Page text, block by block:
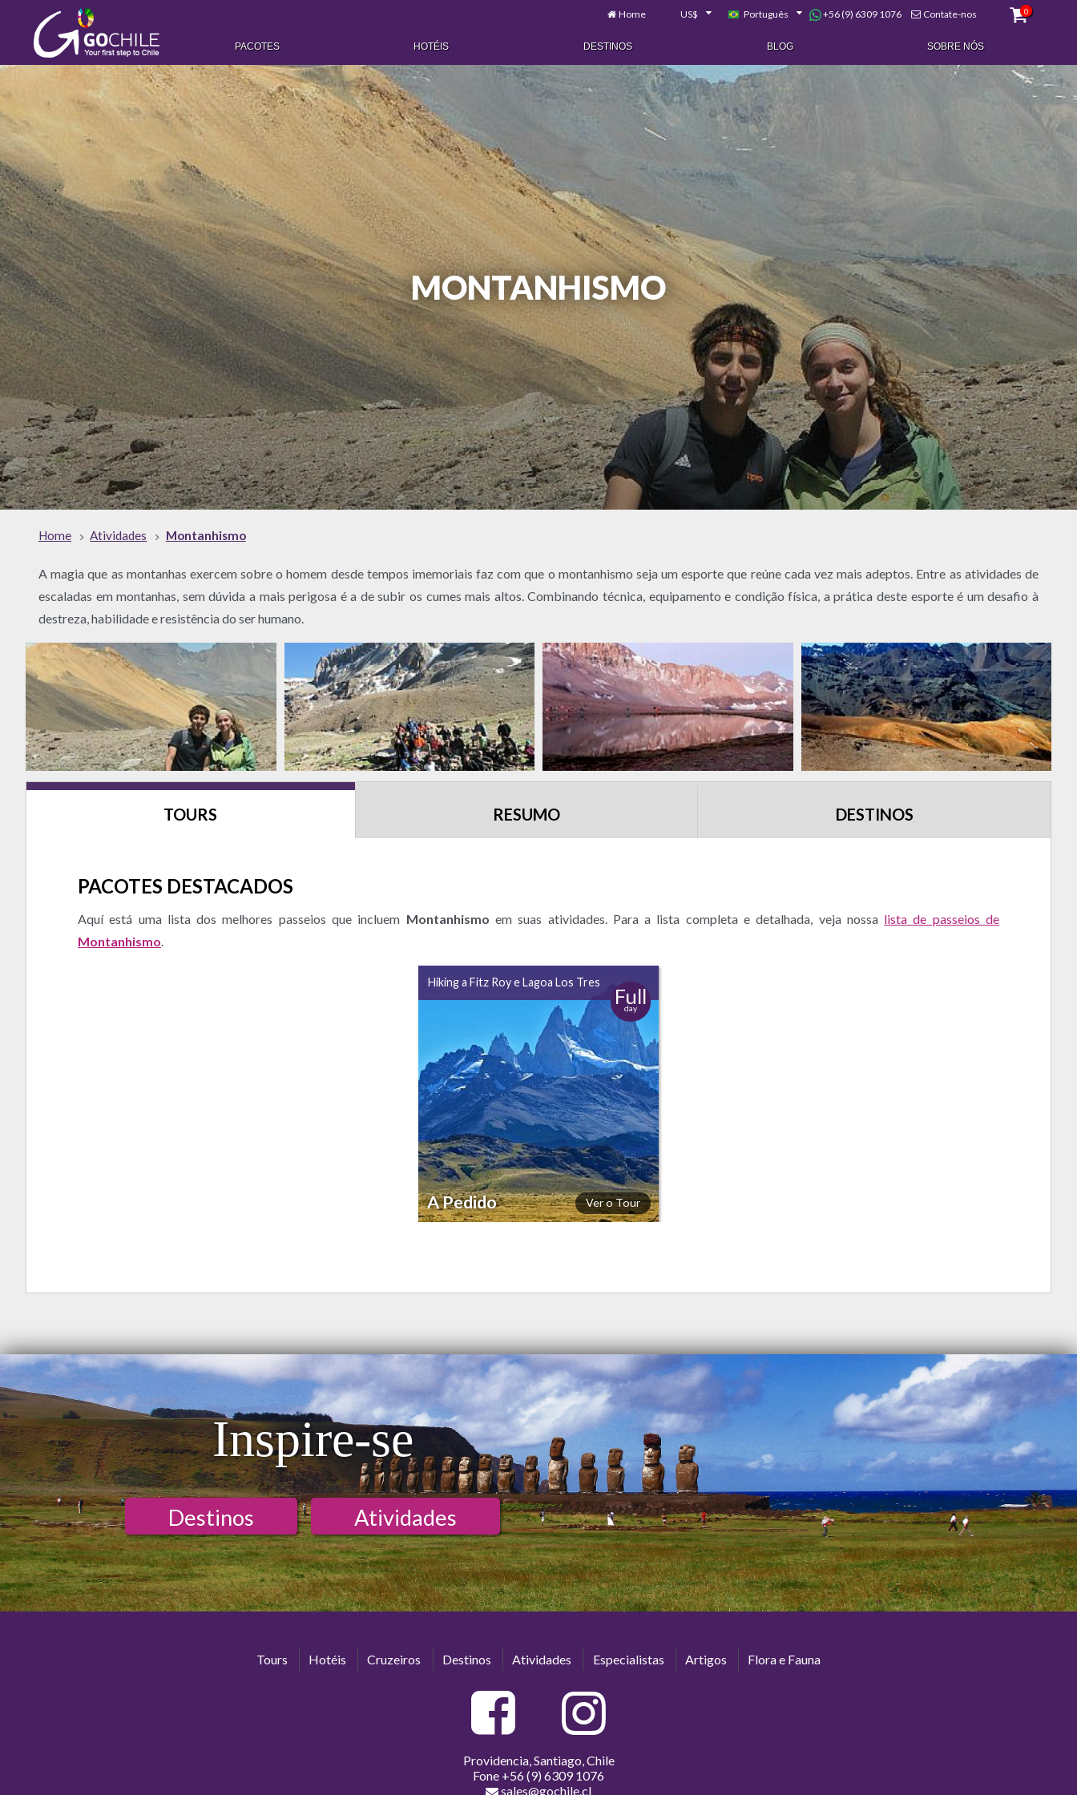
Home US$ Português +56 (9) 6309 1076 Contate-nos 0
PACOTES HOTÉIS DESTINOS BLOG SOBRE NÓS
MONTANHISMO
Home Atividades Montanhismo
A magia que as montanhas exercem sobre o homem desde tempos imemoriais faz com que o montanhismo seja um esporte que reúne cada vez mais adeptos. Entre as atividades de
escaladas em montanhas, sem dúvida a mais perigosa é a de subir os cumes mais altos. Combinando técnica, equipamento e condição física, a prática deste esporte é um desafio à
destreza, habilidade e resistência do ser humano.
TOURS RESUMO DESTINOS
PACOTES DESTACADOS
Aquí está uma lista dos melhores passeios que incluem Montanhismo em suas atividades. Para a lista completa e detalhada, veja nossa lista de passeios de
Montanhismo
Hiking a Fitz Roy e Lagoa Los Tres
Full
day
Ver o Tour
A Pedido
Inspire-se
Destinos Atividades
Tours Hotéis Cruzeiros Destinos Atividades Especialistas Artigos Flora e Fauna
Providencia, Santiago, Chile
Fone +56 (9) 6309 1076
sales@gochile.cl